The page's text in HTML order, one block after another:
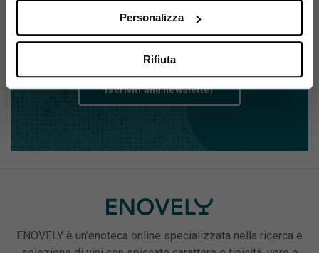
Personalizza
Rifiuta
Resta sempre aggiornato su
tutte le novità Enovely
Iscriviti alla newsletter
ENOVELY è un’enoteca online specializzata nella ricerca e